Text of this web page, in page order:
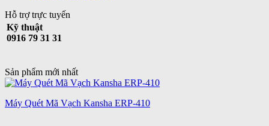
Hỗ trợ trực tuyến
Kỹ thuật
0916 79 31 31
Sản phẩm mới nhất
Máy Quét Mã Vạch Kansha ERP-410